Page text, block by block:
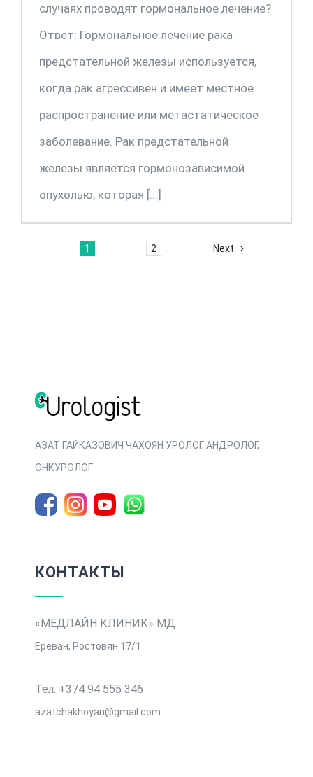
случаях проводят гормональное лечение?
Ответ: Гормональное лечение рака
предстательной железы используется,
когда рак агрессивен и имеет местное
распространение или метастатическое
заболевание. Рак предстательной
железы является гормонозависимой
опухолью, которая [...]
1 2 Next
АЗАТ ГАЙКАЗОВИЧ ЧАХОЯН УРОЛОГ, АНДРОЛОГ,
ОНКУРОЛОГ
КОНТАКТЫ
«МЕДЛАЙН КЛИНИК» МД
Ереван, Ростовян 17/1
Тел. +374 94 555 346
azatchakhoyan@gmail.com